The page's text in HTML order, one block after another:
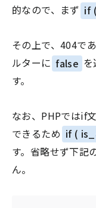
的なので、まず if
その上で、404であ
ルターに false
す。
なお、PHPではif
できるため if (
す。省略せず下記
ん。